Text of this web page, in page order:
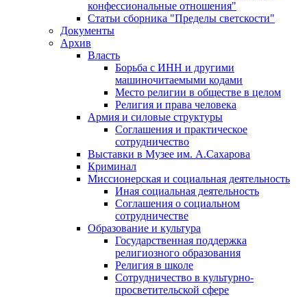
конфессиональные отношения"
Статьи сборника "Пределы светскости"
Документы
Архив
Власть
Борьба с ИНН и другими
машиночитаемыми кодами
Место религии в обществе в целом
Религия и права человека
Армия и силовые структуры
Соглашения и практическое
сотрудничество
Выставки в Музее им. А.Сахарова
Криминал
Миссионерская и социальная деятельность
Иная социальная деятельность
Соглашения о социальном
сотрудничестве
Образование и культура
Государственная поддержка
религиозного образования
Религия в школе
Сотрудничество в культурно-
просветительской сфере